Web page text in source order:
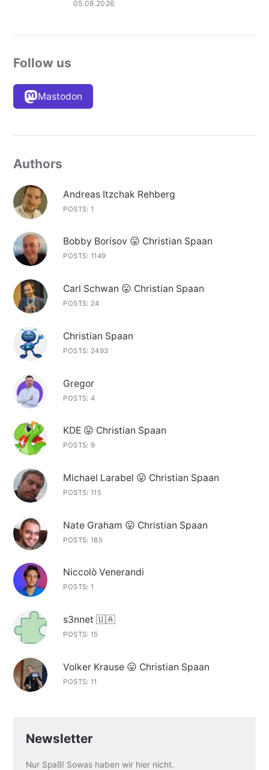
05.08.2026
Follow us
Mastodon
Authors
Andreas Itzchak Rehberg
POSTS: 1
Bobby Borisov 😛 Christian Spaan
POSTS: 1149
Carl Schwan 😛 Christian Spaan
POSTS: 24
Christian Spaan
POSTS: 2493
Gregor
POSTS: 4
KDE 😛 Christian Spaan
POSTS: 9
Michael Larabel 😛 Christian Spaan
POSTS: 115
Nate Graham 😛 Christian Spaan
POSTS: 185
Niccolò Venerandi
POSTS: 1
s3nnet 🇺🇦
POSTS: 15
Volker Krause 😛 Christian Spaan
POSTS: 11
Newsletter
Nur Spaß! Sowas haben wir hier nicht.